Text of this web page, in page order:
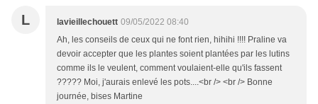
L lavieillechouett 09/05/2022 08:40
Ah, les conseils de ceux qui ne font rien, hihihi !!!! Praline va
devoir accepter que les plantes soient plantées par les lutins
comme ils le veulent, comment voulaient-elle qu'ils fassent
????? Moi, j'aurais enlevé les pots....<br /> <br /> Bonne
journée, bises Martine